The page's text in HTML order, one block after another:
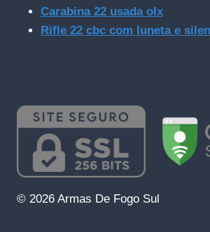
Carabina 22 usada olx
Rifle 22 cbc com luneta e
© 2026 Armas De Fogo Sul